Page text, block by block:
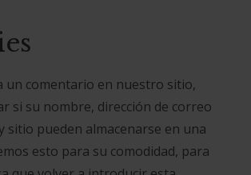
un comentario en nuestro sitio,
si su nombre, dirección de correo
sitio pueden almacenarse en una
esto para su comodidad, para